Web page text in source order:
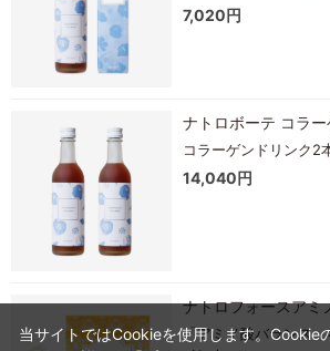
7,020円
ナトロボーテ コラ
コラーゲンドリンク2
14,040円
ナトロフォースアミ
「アミノ酸バランス
当サイトではCookieを使用します。Cookie